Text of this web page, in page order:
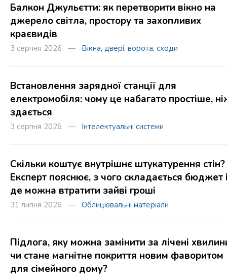
Балкон Джульєтти: як перетворити вікно на
джерело світла, простору та захопливих
краєвидів
3 серпня 2026 — Вікна, двері, ворота, сходи
Встановлення зарядної станції для
електромобіля: чому це набагато простіше,
здається
3 серпня 2026 — Інтелектуальні системи
Скільки коштує внутрішнє штукатурення стін?
Експерт пояснює, з чого складається бюджет
де можна втратити зайві гроші
31 липня 2026 — Облицювальні матеріали
Підлога, яку можна замінити за лічені
чи стане магнітне покриття новим фаворитом
для сімейного дому?